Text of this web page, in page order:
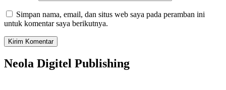
Simpan nama, email, dan situs web saya pada peramban ini
untuk komentar saya berikutnya.
Neola Digitel Publishing